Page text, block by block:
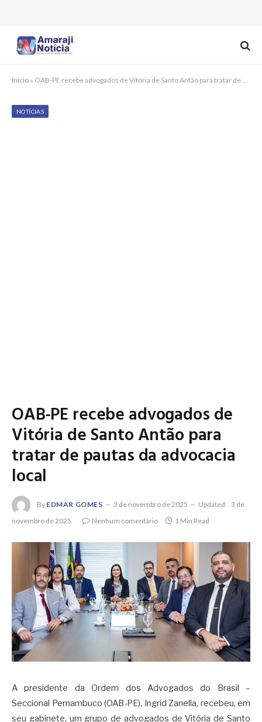
Início » OAB-PE recebe advogados de Vitória de Santo Antão para tratar de pautas da advocacia local
NOTÍCIAS
OAB-PE recebe advogados de
Vitória de Santo Antão para
tratar de pautas da advocacia
local
By EDMAR GOMES 3 de novembro de 2025 Updated: 3 de
novembro de 2025
Nenhum comentário 1 Min Read
A presidente da Ordem dos Advogados do Brasil –
Seccional Pernambuco (OAB-PE), Ingrid Zanella, recebeu, em
seu gabinete, um grupo de advogados de Vitória de Santo